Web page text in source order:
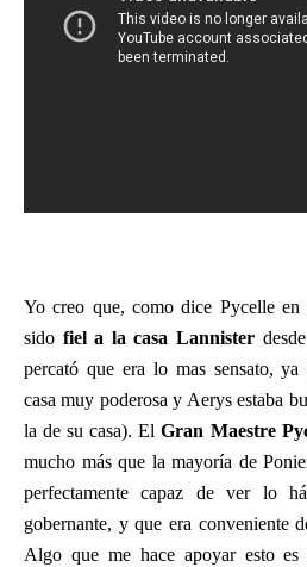
Yo creo que, como dice Pycelle en
sido fiel a la casa Lannister
percató que era lo mas sensato,
casa muy poderosa y Aerys estaba
la de su casa). ElGran Maestre
mucho más que la mayoría de
perfectamente capaz de ver lo
gobernante, y que era conveniente
Algo que me hace apoyar esto